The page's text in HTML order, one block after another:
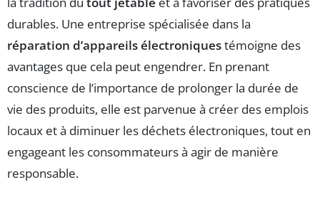
durables. Une entreprise spécialisée dans la
réparation d’appareils électroniquestémoigne des
avantages que cela peut engendrer. En prenant
conscience de l’importance de prolonger la durée de
vie des produits, elle est parvenue à créer des emplois
locaux et à diminuer les déchets électroniques, tout en
engageant les consommateurs à agir de manière
responsable.